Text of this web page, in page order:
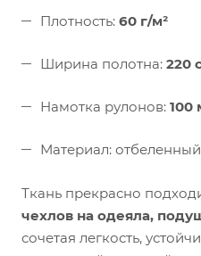
Плотность: 60 г/м²
Ширина полотна: 220
Намотка рулонов: 100
Материал:
Ткань прекрасно
чехлов на одеяла,
сочетая легкость,